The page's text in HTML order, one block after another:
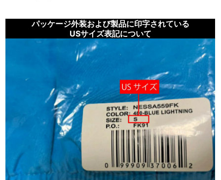
パッケージ外装および製品に印字されている
USサイズ表記について